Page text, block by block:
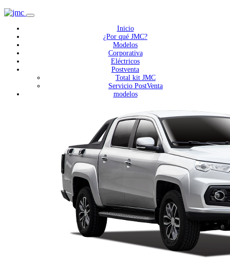
Inicio
¿Por qué JMC?
Modelos
Corporativa
Eléctricos
Postventa
Total kit JMC
Servicio PostVenta
modelos